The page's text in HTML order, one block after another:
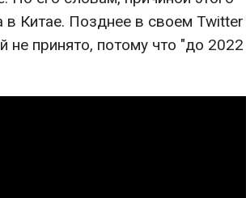
в Китае. Позднее в своем Twitter
не принято, потому что "до 2022